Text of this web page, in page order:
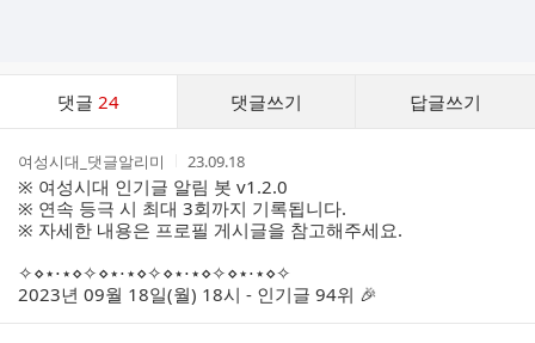
댓글24 댓글쓰기 답글쓰기
작
성
자
여성시대_댓글알리미
작
성
시
간
23.09.18
※ 여성시대 인기글 알림 봇 v1.2.0
※ 연속 등극 시 최대 3회까지 기록됩니다.
※ 자세한 내용은 프로필 게시글을 참고해주세요.
✧⋄⋆⋅⋆⋄✧⋄⋆⋅⋆⋄✧⋄⋆⋅⋆⋄✧⋄⋆⋅⋆⋄✧
2023년 09월 18일(월) 18시 - 인기글 94위 🎉